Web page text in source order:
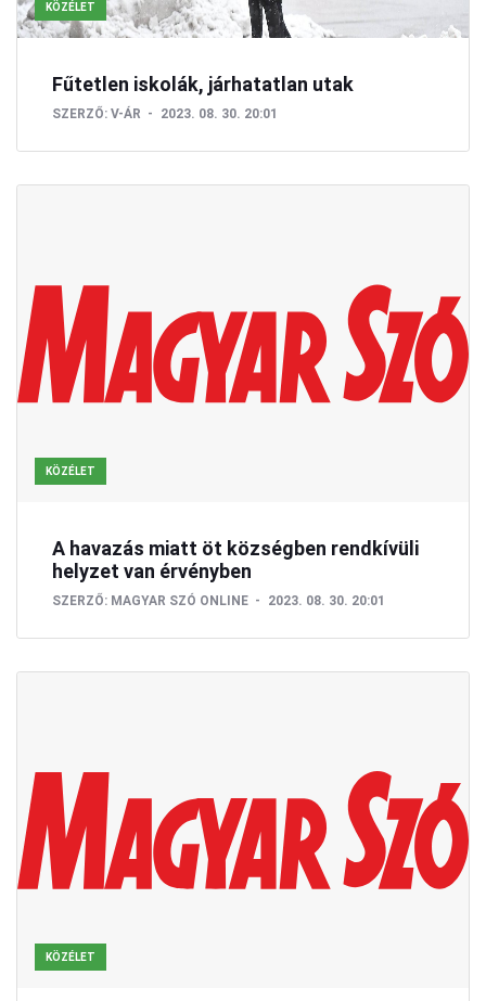
KÖZÉLET
Fűtetlen iskolák, járhatatlan utak
SZERZŐ: V-ÁR 2023. 08. 30. 20:01
KÖZÉLET
A havazás miatt öt községben rendkívüli
helyzet van érvényben
SZERZŐ: MAGYAR SZÓ ONLINE 2023. 08. 30. 20:01
KÖZÉLET